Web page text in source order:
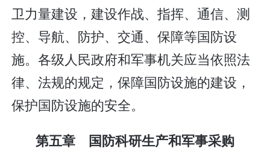
卫力量建设，建设作战、指挥、通信、测
控、导航、防护、交通、保障等国防设
施。各级人民政府和军事机关应当依照法
律、法规的规定，保障国防设施的建设，
保护国防设施的安全。
第五章 国防科研生产和军事采购